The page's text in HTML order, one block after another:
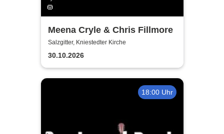
Meena Cryle & Chris Fillmore
Salzgitter, Kniestedter Kirche
30.10.2026
18:00 Uhr